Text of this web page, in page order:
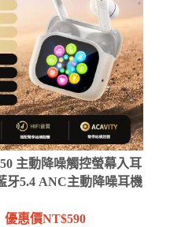
主動降噪觸控螢幕入耳
牙5.4 ANC主動降噪耳機
優惠價NT$590